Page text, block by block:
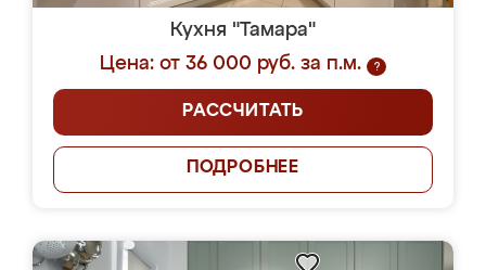
Кухня "Тамара"
Цена: от 36 000 руб. за п.м.
?
РАССЧИТАТЬ
ПОДРОБНЕЕ